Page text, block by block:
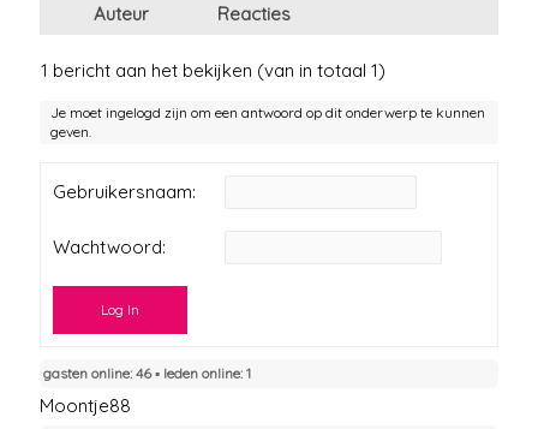
Auteur Reacties
1 bericht aan het bekijken (van in totaal 1)
Je moet ingelogd zijn om een antwoord op dit onderwerp te kunnen
geven.
Gebruikersnaam:
Wachtwoord:
Log In
gasten online: 46 ▪︎ leden online: 1
Moontje88